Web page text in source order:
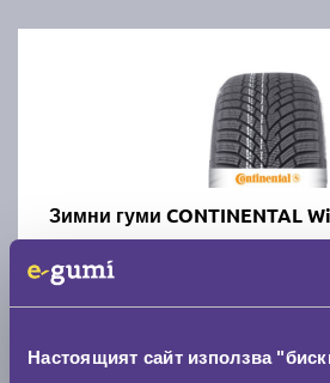
Настоящият сайт използва
Зимни гуми CONTINENTAL
C
Налични